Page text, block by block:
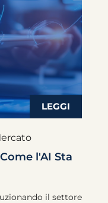
l'AI Sta
il settore